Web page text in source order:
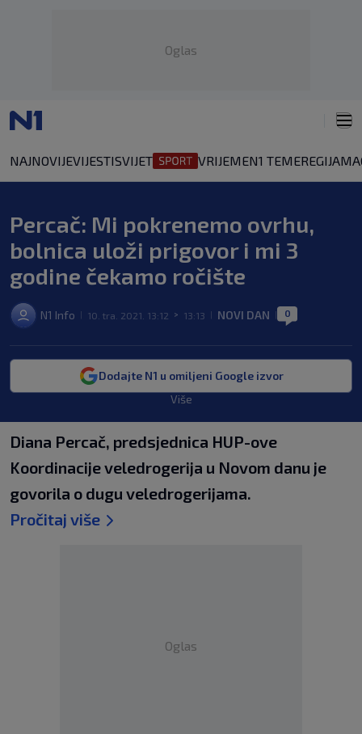
Oglas
NAJNOVIJEVIJESTISVIJET VRIJEMEN1 TEMEREGIJA
Percač: Mi pokrenemo ovrhu,
bolnica uloži prigovor i mi 3
godine čekamo ročište
N1 Info 10. tra. 2021. 13:12 > 13:13 NOVI DAN 0
Dodajte N1 u omiljeni Google izvor
Više
Diana Percač, predsjednica HUP-ove
Koordinacije veledrogerija u Novom danu je
govorila o dugu veledrogerijama.
Pročitaj više
Oglas